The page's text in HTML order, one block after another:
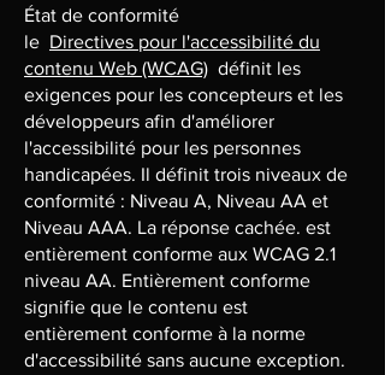
État de conformité
le Directives pour l'accessibilité du
contenu Web (WCAG) définit les
exigences pour les concepteurs et les
développeurs afin d'améliorer
l'accessibilité pour les personnes
handicapées. Il définit trois niveaux de
conformité : Niveau A, Niveau AA et
Niveau AAA. La réponse cachée. est
entièrement conforme aux WCAG 2.1
niveau AA. Entièrement conforme
signifie que le contenu est
entièrement conforme à la norme
d'accessibilité sans aucune exception.